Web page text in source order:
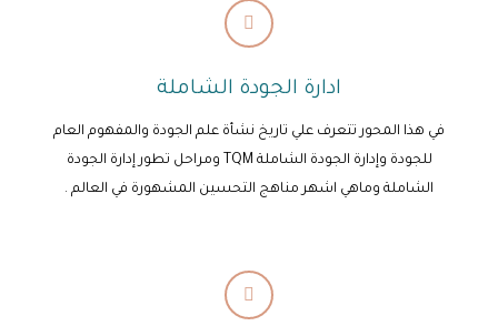
ادارة الجودة الشاملة
في هذا المحور تتعرف علي تاريخ نشأة علم الجودة والمفهوم العام
للجودة وإدارة الجودة الشاملة TQM ومراحل تطور إدارة الجودة
الشاملة وماهي اشهر مناهج التحسين المشهورة في العالم .